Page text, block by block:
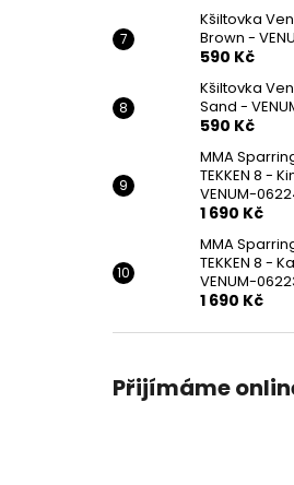
Kšiltovka
Brown -
590 Kč
Kšiltovka
Sand -
590 Kč
MMA
TEKKEN 8 -
VENUM-
1 690 Kč
MMA
TEKKEN 8 -
VENUM-
1 690 Kč
Přijímáme